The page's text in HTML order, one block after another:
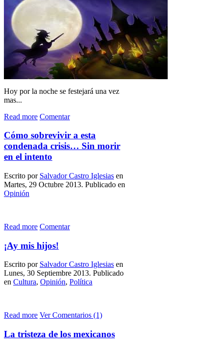
Hoy por la noche se festejará una vez
mas...
Read more Comentar
Cómo sobrevivir a esta
condenada crisis… Sin morir
en el intento
Escrito por Salvador Castro Iglesias en
Martes, 29 Octubre 2013. Publicado en
Opinión
Read more Comentar
¡Ay mis hijos!
Escrito por Salvador Castro Iglesias en
Lunes, 30 Septiembre 2013. Publicado
en Cultura, Opinión, Política
Read more Ver Comentarios (1)
La tristeza de los mexicanos